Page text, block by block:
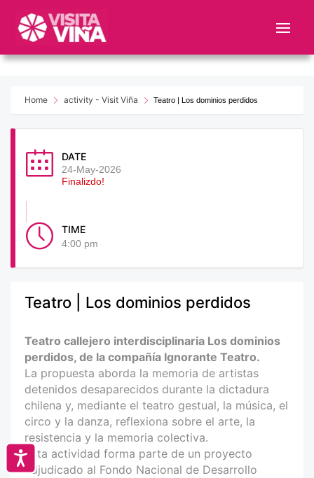
este
web
sistema
Accesibilidad
Home activity - Visit Viña Teatro | Los dominios perdidos
DATE
24-May-2026
Finalizdo!
TIME
4:00 pm
Teatro | Los dominios perdidos
Teatro callejero interdisciplinaria Los dominios
perdidos, de la compañía Ignorante Teatro.
La propuesta aborda la memoria de artistas
detenidos desaparecidos durante la dictadura
chilena y, mediante el teatro gestual, la música, el
circo y la danza, reflexiona sobre el arte, la
resistencia y la memoria colectiva.
Esta actividad forma parte de un proyecto
adjudicado al Fondo Nacional de Desarrollo